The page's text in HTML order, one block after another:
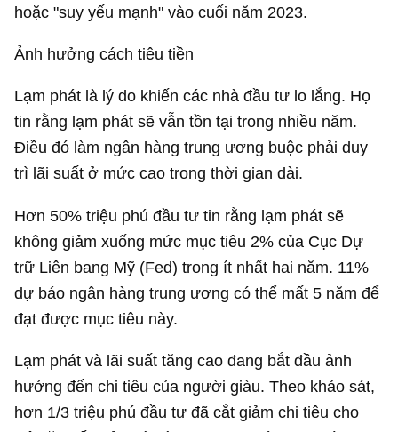
hoặc "suy yếu mạnh" vào cuối năm 2023.
Ảnh hưởng cách tiêu tiền
Lạm phát là lý do khiến các nhà đầu tư lo lắng. Họ
tin rằng lạm phát sẽ vẫn tồn tại trong nhiều năm.
Điều đó làm ngân hàng trung ương buộc phải duy
trì lãi suất ở mức cao trong thời gian dài.
Hơn 50% triệu phú đầu tư tin rằng lạm phát sẽ
không giảm xuống mức mục tiêu 2% của Cục Dự
trữ Liên bang Mỹ (Fed) trong ít nhất hai năm. 11%
dự báo ngân hàng trung ương có thể mất 5 năm để
đạt được mục tiêu này.
Lạm phát và lãi suất tăng cao đang bắt đầu ảnh
hưởng đến chi tiêu của người giàu. Theo khảo sát,
hơn 1/3 triệu phú đầu tư đã cắt giảm chi tiêu cho